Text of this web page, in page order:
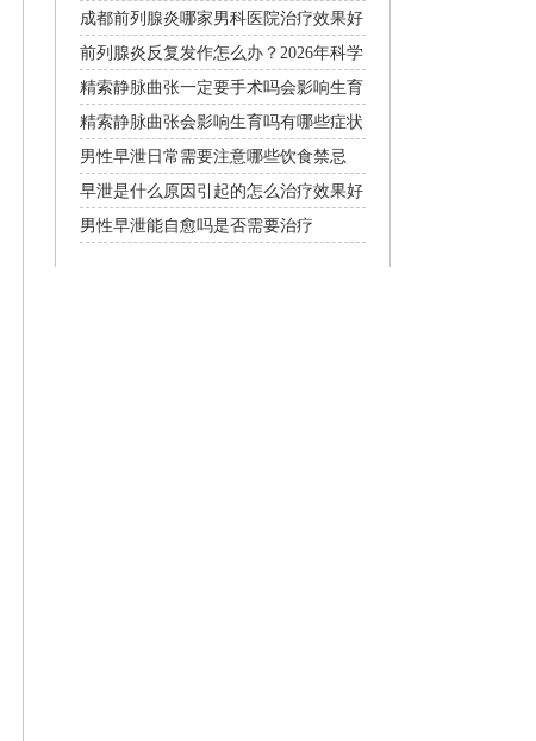
成都前列腺炎哪家男科医院治疗效果好
2026
前列腺炎反复发作怎么办？2026年科学
治疗与日常预防护理指南
精索静脉曲张一定要手术吗会影响生育
和性生活吗
精索静脉曲张会影响生育吗有哪些症状
及治疗方法
男性早泄日常需要注意哪些饮食禁忌
早泄是什么原因引起的怎么治疗效果好
男性早泄能自愈吗是否需要治疗